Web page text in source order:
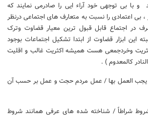
و با بی توجهی خود آراء ایی را صادرمی نمایند که
بی اعتمادی را نسبت به متعارف های اجتماعی درنظر
در اجتماع قابل قبول ترین معیار قضاوت وترک
این ابزار قضاوت از ابتدا تشکیل اجتماعات بوجود
وخردجمعی هست همیشه اکثریت غالب و اقلیت
کالمعدوم ) .
یجب العمل بها / عمل مردم حجت و عمل بر حسب آن
شراطاً / شناخته شده های عرفی همانند شروط